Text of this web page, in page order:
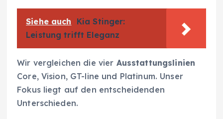
Siehe auch
Kia Stinger:
Leistung trifft Eleganz
Wir vergleichen die vier Ausstattungslinien
Core, Vision, GT-line und Platinum. Unser
Fokus liegt auf den entscheidenden
Unterschieden.